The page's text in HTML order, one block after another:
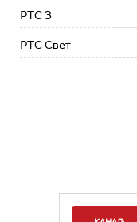
РТС 3
РТС Свет